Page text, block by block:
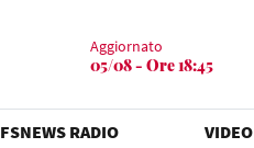
Aggiornato
05/08 - Ore 18:45
FSNEWS RADIO VIDEO